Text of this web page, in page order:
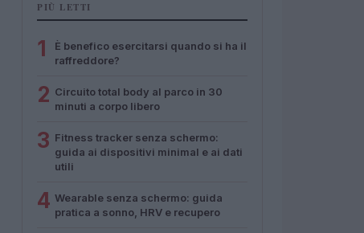
PIÙ LETTI
1
È benefico esercitarsi quando si ha il
raffreddore?
2 Circuito total body al parco in 30
minuti a corpo libero
3 Fitness tracker senza schermo:
guida ai dispositivi minimal e ai dati
utili
4 Wearable senza schermo: guida
pratica a sonno, HRV e recupero